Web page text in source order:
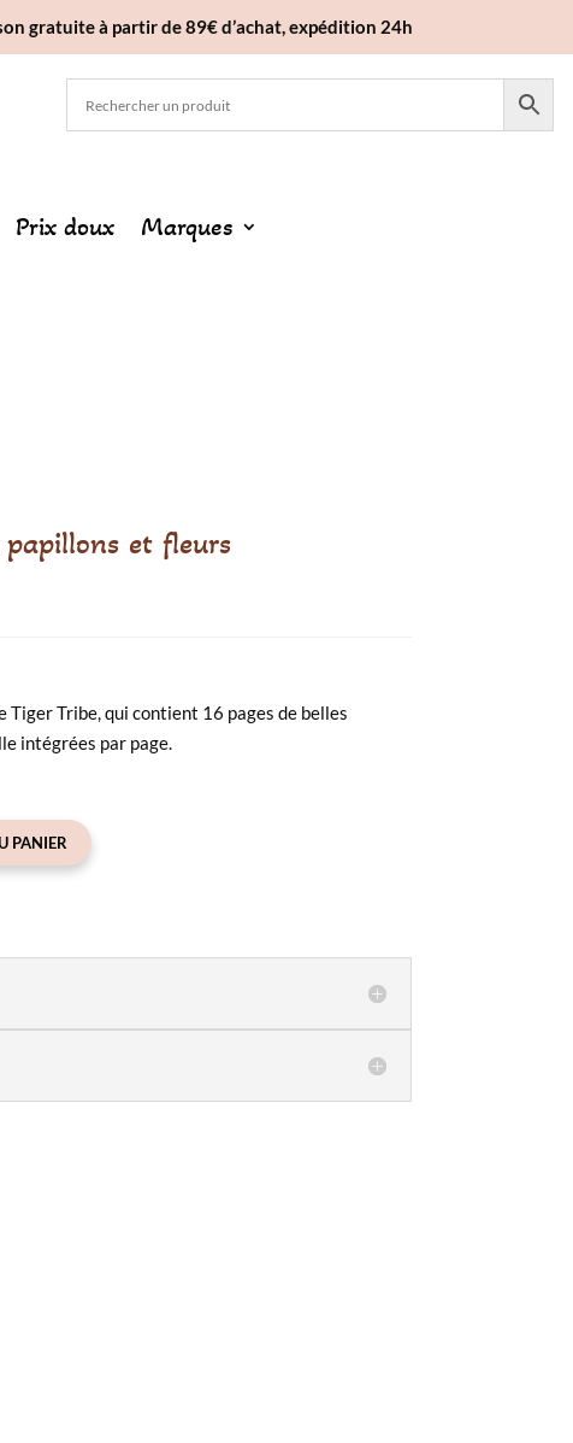
gratuite à partir de 89€ d’achat, expédition 24h
Prix doux Marques
papillons et fleurs
Tiger Tribe, qui contient 16 pages de belles
intégrées par page.
PANIER